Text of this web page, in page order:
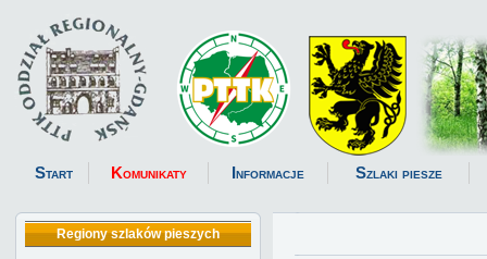
Start Komunikaty Informacje Szlaki piesze
Regiony szlaków pieszych